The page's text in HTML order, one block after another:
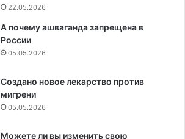
22.05.2026
А почему ашваганда запрещена в
России
05.05.2026
Создано новое лекарство против
мигрени
05.05.2026
Можете ли вы изменить свою